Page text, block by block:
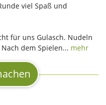
viel Spaß und
für uns Gulasch. Nudeln
dem Spielen... mehr